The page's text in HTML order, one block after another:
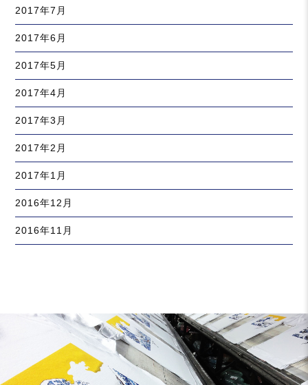
2017年7月
2017年6月
2017年5月
2017年4月
2017年3月
2017年2月
2017年1月
2016年12月
2016年11月